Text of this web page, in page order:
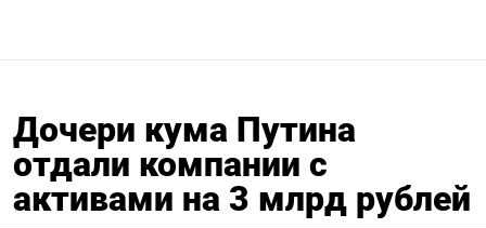
Дочери кума Путина
отдали компании с
активами на 3 млрд рублей